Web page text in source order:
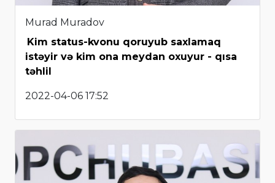
Murad Muradov
Kim status-kvonu qoruyub saxlamaq
istəyir və kim ona meydan oxuyur - qısa
təhlil
2022-04-06 17:52